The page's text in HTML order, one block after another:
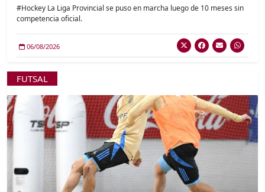
#Hockey La Liga Provincial se puso en marcha luego de 10 meses sin
competencia oficial.
06/08/2026
FUTSAL